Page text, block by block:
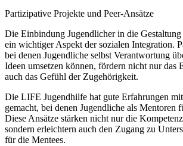
Partizipative Projekte und Peer-Ansätze
Die Einbindung Jugendlicher in die
ein wichtiger Aspekt der sozialen Integration.
bei denen Jugendliche selbst Verantwortung
Ideen umsetzen können, fördern nicht nur das
auch das Gefühl der Zugehörigkeit.
Die LIFE Jugendhilfe hat gute Erfahrungen
gemacht, bei denen Jugendliche als Mentoren
Diese Ansätze stärken nicht nur die
sondern erleichtern auch den Zugang zu
für die Mentees.